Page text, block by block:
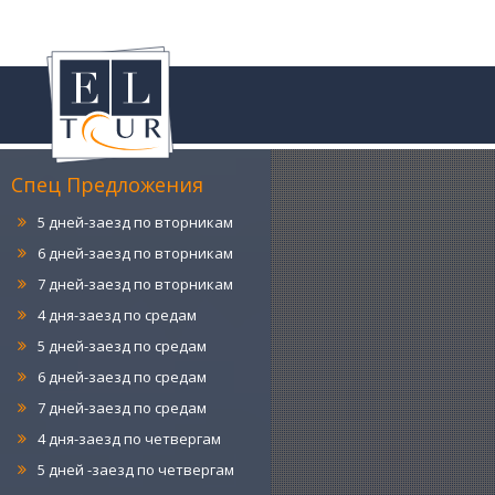
Спец Предложения
5 дней-заезд по понедельникам
6 дней-заезд по понедельникам
7 дней-заезд по понедельникам
4 дня-заезд по вторникам
5 дней-заезд по вторникам
6 дней-заезд по вторникам
7 дней-заезд по вторникам
4 дня-заезд по средам
5 дней-заезд по средам
6 дней-заезд по средам
7 дней-заезд по средам
4 дня-заезд по четвергам
5 дней -заезд по четвергам
6 дней-заезд по четвергам